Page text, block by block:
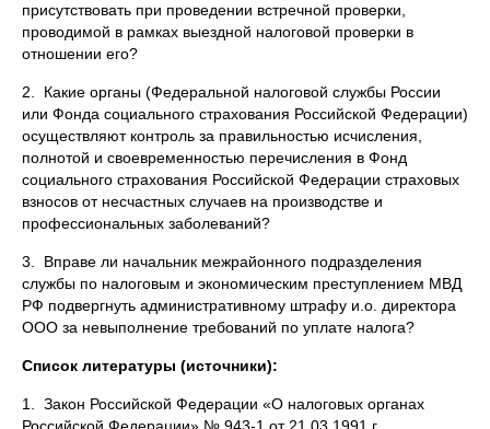
присутствовать при проведении встречной проверки,
проводимой в рамках выездной налоговой проверки в
отношении его?
2. Какие органы (Федеральной налоговой службы России
или Фонда социального страхования Российской Федерации)
осуществляют контроль за правильностью исчисления,
полнотой и своевременностью перечисления в Фонд
социального страхования Российской Федерации страховых
взносов от несчастных случаев на производстве и
профессиональных заболеваний?
3. Вправе ли начальник межрайонного подразделения
службы по налоговым и экономическим преступлением МВД
РФ подвергнуть административному штрафу и.о. директора
ООО за невыполнение требований по уплате налога?
Список литературы (источники):
1. Закон Российской Федерации «О налоговых органах